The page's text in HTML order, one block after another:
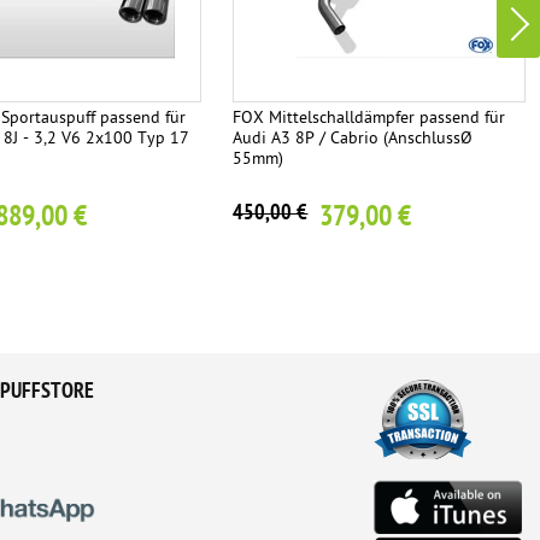
passend für
- 3,2 V6 2x100 Typ 17
€
FOX Mittelschalldämpfer passend für
Audi A3 8P / Cabrio (AnschlussØ
55mm)
450,00 € 379,00 €